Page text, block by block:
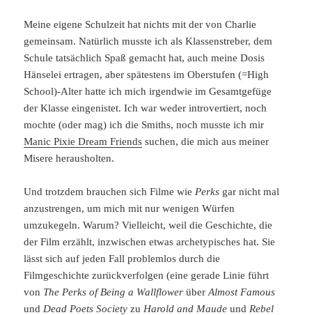
Meine eigene Schulzeit hat nichts mit der von Charlie
gemeinsam. Natürlich musste ich als Klassenstreber, dem
Schule tatsächlich Spaß gemacht hat, auch meine Dosis
Hänselei ertragen, aber spätestens im Oberstufen (=High
School)-Alter hatte ich mich irgendwie im Gesamtgefüge
der Klasse eingenistet. Ich war weder introvertiert, noch
mochte (oder mag) ich die Smiths, noch musste ich mir
Manic Pixie Dream Friends suchen, die mich aus meiner
Misere herausholten.
Und trotzdem brauchen sich Filme wie Perks gar nicht mal
anzustrengen, um mich mit nur wenigen Würfen
umzukegeln. Warum? Vielleicht, weil die Geschichte, die
der Film erzählt, inzwischen etwas archetypisches hat. Sie
lässt sich auf jeden Fall problemlos durch die
Filmgeschichte zurückverfolgen (eine gerade Linie führt
von The Perks of Being a Wallflower überAlmost Famous
und Dead Poets Society zu Harold and Maude und Rebel